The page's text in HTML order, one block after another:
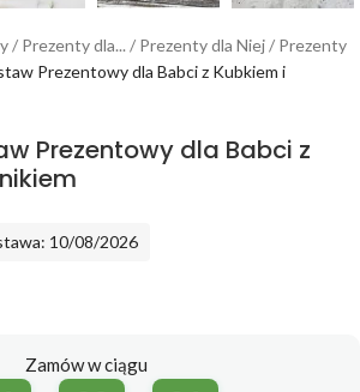
/ Prezenty dla... / Prezenty dla Niej/ Prezenty
Prezentowy dla Babci z Kubkiem i
Prezentowy dla Babci z
10/08/2026
Zamów w ciągu